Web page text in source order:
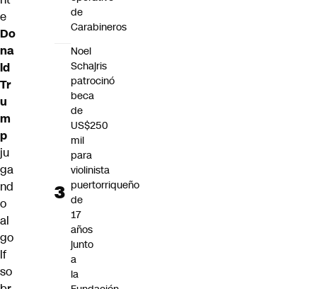
e
Do
na
ld
Tr
u
m
p
ju
ga
nd
o
al
go
lf
so
de
Carabineros
Noel
Schajris
patrocinó
beca
de
US$250
mil
para
violinista
puertorriqueño
de
17
años
junto
a
la